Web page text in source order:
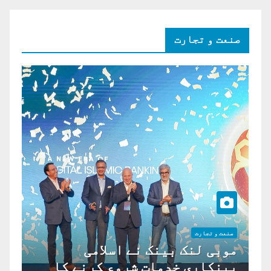
صنعت و تجارت
صنعت و تجارت
موبی لنک بینک نے اسلامی
بینکاری خدمات شروع کرنے کا